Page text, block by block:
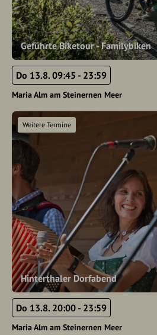
Geführte Biketour - Familybiken
Do 13.8. 09:45 - 23:59
Maria Alm am Steinernen Meer
Hinterthaler Dorfabend
Weitere Termine
Do 13.8. 20:00 - 23:59
Maria Alm am Steinernen Meer